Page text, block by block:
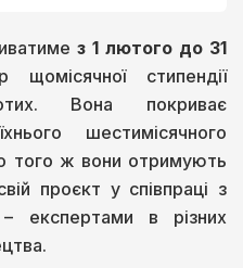
з 1 лютого до 31
щомісячної стипендії
Вона покриває
шестимісячного
того ж вони отримують
проєкт у співпраці з
експертами в різних